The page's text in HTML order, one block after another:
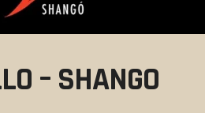
– SHANGO